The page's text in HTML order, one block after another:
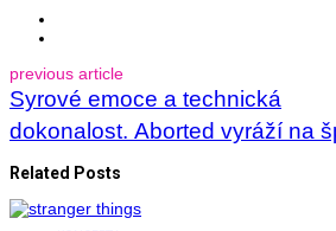
previous article
Syrové emoce a technická
dokonalost. Aborted vyráží na
Related Posts